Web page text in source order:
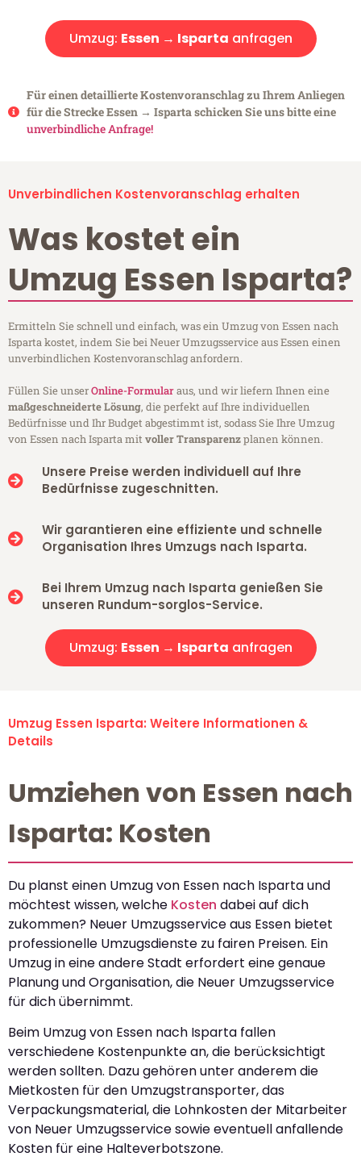
Umzug: Essen → Isparta anfragen
Für einen detaillierte Kostenvoranschlag zu Ihrem Anliegen
für die Strecke Essen → Isparta schicken Sie uns bitte eine
unverbindliche Anfrage!
Unverbindlichen Kostenvoranschlag erhalten
Was kostet ein
Umzug Essen Isparta?
Ermitteln Sie schnell und einfach, was ein Umzug von Essen nach
Isparta kostet, indem Sie bei Neuer Umzugsservice aus Essen einen
unverbindlichen Kostenvoranschlag anfordern.
Füllen Sie unserOnline-Formularaus, und wir liefern Ihnen eine
maßgeschneiderte Lösung, die perfekt auf Ihre individuellen
Bedürfnisse und Ihr Budget abgestimmt ist, sodass Sie Ihre Umzug
von Essen nach Isparta mitvoller Transparenzplanen können.
Unsere Preise werden individuell auf Ihre
Bedürfnisse zugeschnitten.
Wir garantieren eine effiziente und schnelle
Organisation Ihres Umzugs nach Isparta.
Bei Ihrem Umzug nach Isparta genießen Sie
unseren Rundum-sorglos-Service.
Umzug: Essen → Isparta anfragen
Umzug Essen Isparta: Weitere Informationen &
Details
Umziehen von Essen nach
Isparta: Kosten
Du planst einen Umzug von Essen nach Isparta und
möchtest wissen, welche Kosten dabei auf dich
zukommen? Neuer Umzugsservice aus Essen bietet
professionelle Umzugsdienste zu fairen Preisen. Ein
Umzug in eine andere Stadt erfordert eine genaue
Planung und Organisation, die Neuer Umzugsservice
für dich übernimmt.
Beim Umzug von Essen nach Isparta fallen
verschiedene Kostenpunkte an, die berücksichtigt
werden sollten. Dazu gehören unter anderem die
Mietkosten für den Umzugstransporter, das
Verpackungsmaterial, die Lohnkosten der Mitarbeiter
von Neuer Umzugsservice sowie eventuell anfallende
Kosten für eine Halteverbotszone.